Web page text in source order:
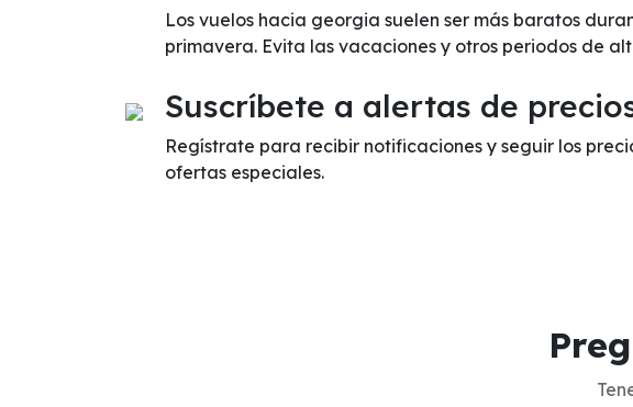
Los vuelos hacia georgia suelen ser más baratos
primavera. Evita las vacaciones y otros periodos de
Suscríbete a alertas de
Regístrate para recibir notificaciones y seguir los
ofertas especiales.